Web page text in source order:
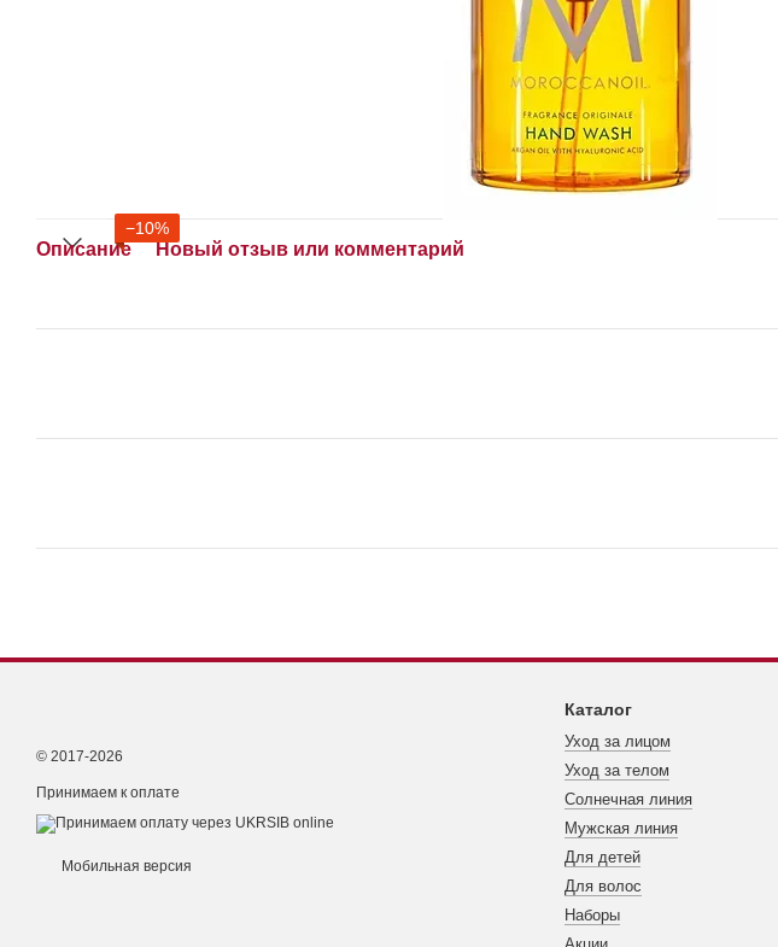
−10%
Описание Новый отзыв или комментарий
© 2017-2026
Принимаем к оплате
Мобильная версия
Каталог
Уход за лицом
Уход за телом
Cолнечная линия
Мужская линия
Для детей
Для волос
Наборы